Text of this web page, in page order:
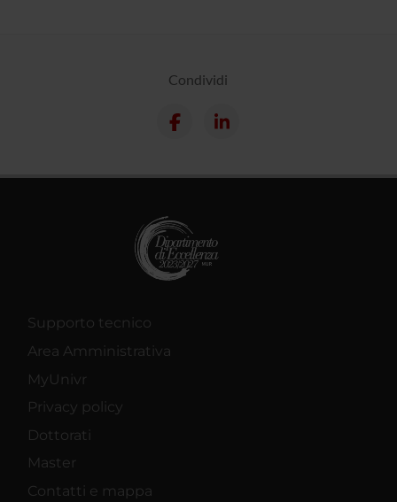
Condividi
Supporto tecnico
Area Amministrativa
MyUnivr
Privacy policy
Dottorati
Master
Contatti e mappa